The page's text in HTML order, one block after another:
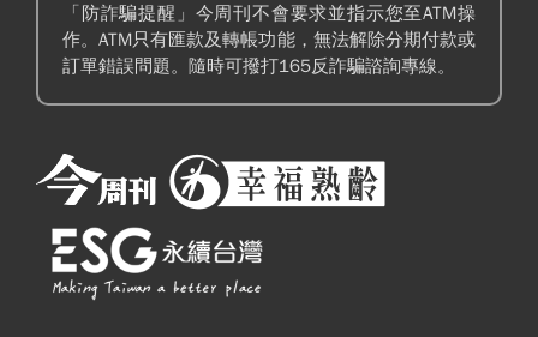
「防詐騙提醒」今周刊不會要求並指示您至ATM操
作。ATM只有匯款及轉帳功能，無法解除分期付款或
訂單錯誤問題。隨時可撥打165反詐騙諮詢專線。